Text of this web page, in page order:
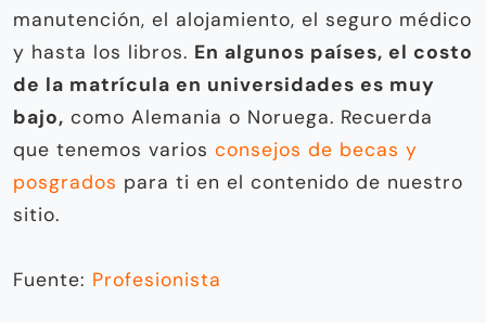
manutención, el alojamiento, el seguro médico
y hasta los libros. En algunos países, el costo
de la matrícula en universidades es muy
bajo, como Alemania o Noruega. Recuerda
que tenemos varios consejos de becas y
posgrados para ti en el contenido de nuestro
sitio.
Fuente: Profesionista